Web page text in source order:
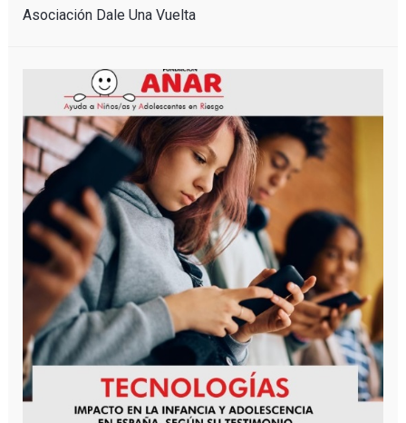
Asociación Dale Una Vuelta